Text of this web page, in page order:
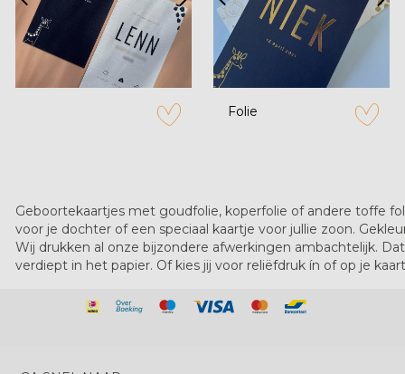
zet op verlanglijstje
Folie
zet op
Geboortekaartjes met goudfolie, koperfolie of andere toffe
voor je dochter of een speciaal kaartje voor jullie zoon.
Wij drukken al onze bijzondere afwerkingen ambachtelijk.
verdiept in het papier. Of kies jij voor reliëfdruk ín of op je